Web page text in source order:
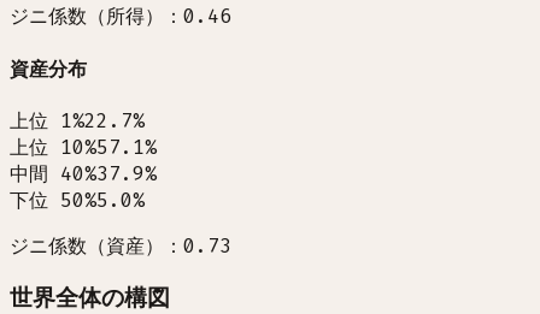
ジニ係数（所得）：0.46
資産分布
上位 1%22.7%
上位 10%57.1%
中間 40%37.9%
下位 50%5.0%
ジニ係数（資産）：0.73
世界全体の構図